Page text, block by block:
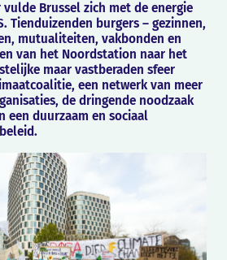
Brussel zich met de energie
Tienduizenden burgers – gezinnen,
mutualiteiten, vakbonden en
van het Noordstation naar het
maar vastberaden sfeer
een netwerk van meer
de dringende noodzaak
een duurzaam en sociaal